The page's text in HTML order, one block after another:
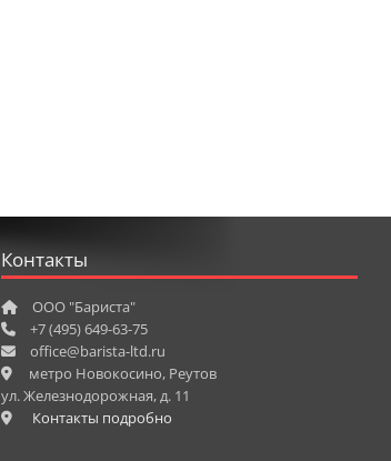
Контакты
ООО "Бариста"
+7 (495) 649-63-75
office@barista-ltd.ru
метро Новокосино, Реутов
ул. Железнодорожная, д. 11
Контакты подробно